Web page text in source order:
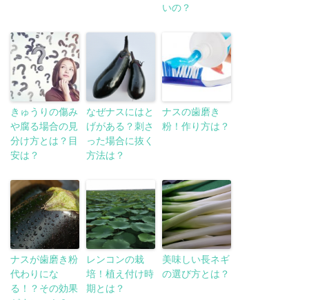
いの？
きゅうりの傷み
や腐る場合の見
分け方とは？目
安は？
なぜナスにはと
げがある？刺さ
った場合に抜く
方法は？
ナスの歯磨き
粉！作り方は？
ナスが歯磨き粉
代わりにな
る！？その効果
レンコンの栽
培！植え付け時
期とは？
美味しい長ネギ
の選び方とは？